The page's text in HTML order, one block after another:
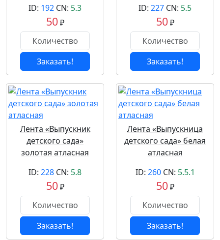
ID: 192 CN: 5.3
50₽
Заказать!
ID: 227 CN: 5.5
50₽
Заказать!
Лента «Выпускник
детского сада»
золотая атласная
ID: 228 CN: 5.8
50₽
Заказать!
Лента «Выпускница
детского сада» белая
атласная
ID: 260CN: 5.5.1
50₽
Заказать!